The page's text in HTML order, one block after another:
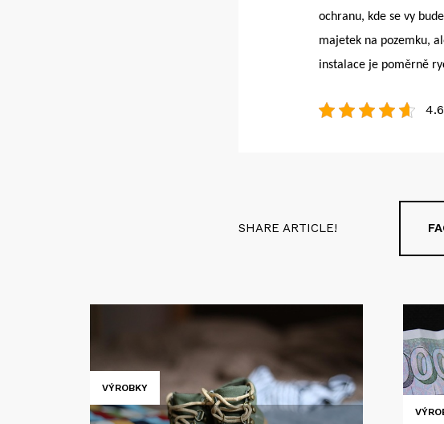
ochranu, kde se vy
majetek na pozemku,
instalace je poměrně
SHARE ARTICLE!
VÝROBKY